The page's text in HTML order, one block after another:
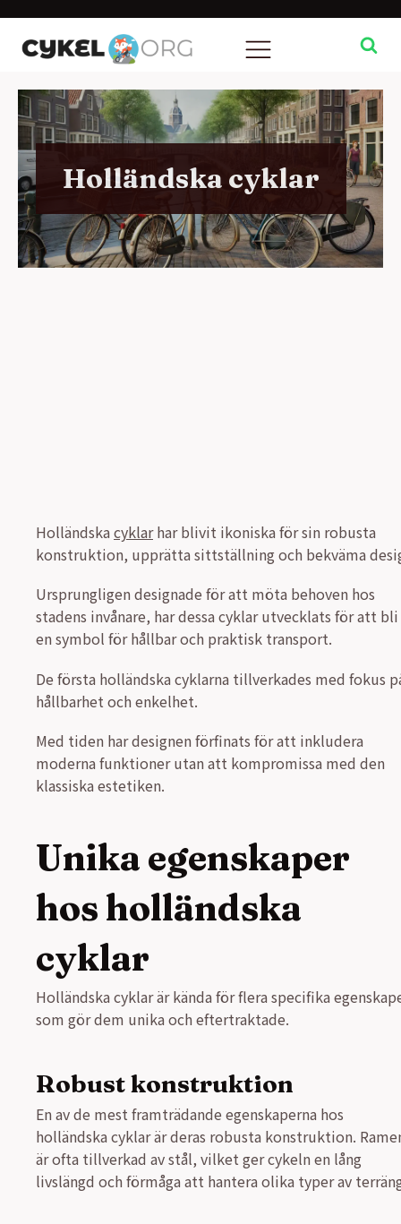
Holländska cyklar
Holländskacyklarhar blivit ikoniska för sin robusta
konstruktion, upprätta sittställning och bekväma
Ursprungligen designade för att möta behoven hos
stadens invånare, har dessa cyklar utvecklats för att bli
en symbol för hållbar och praktisk transport.
De första holländska cyklarna tillverkades med fokus
hållbarhet och enkelhet.
Med tiden har designen förfinats för att inkludera
moderna funktioner utan att kompromissa med den
klassiska estetiken.
Unika egenskaper
hos holländska
cyklar
Holländska cyklar är kända för flera specifika
som gör dem unika och eftertraktade.
Robust konstruktion
En av de mest framträdande egenskaperna hos
holländska cyklar är deras robusta konstruktion.
är ofta tillverkad av stål, vilket ger cykeln en lång
livslängd och förmåga att hantera olika typer av